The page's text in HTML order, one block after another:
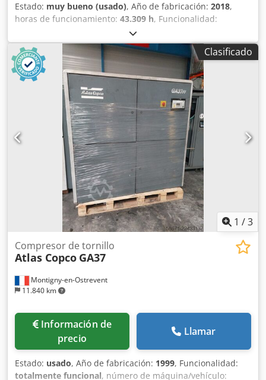
Estado: muy bueno (usado), Año de fabricación: 2018,
horas de funcionamiento: 43.309 h, Funcionalidad:
, Compresor de tornillo Atlas Copco
GA75VSD+FF Inversor y secador integrados 75 kW 12,75 bar
15,50 m³/min Año de fabricación: 2018 Dedszp Urwopfx
Adkeck Horas de funcionamiento: 43.309
Clasificado
1 /3
Montigny-en-Ostrevent
11.840 km
Compresor de tornillo
Atlas Copco GA37
Información de
precio
Llamar
Estado: usado, Año de fabricación: 1999, Funcionalidad:
totalmente funcional, número de máquina/vehículo: